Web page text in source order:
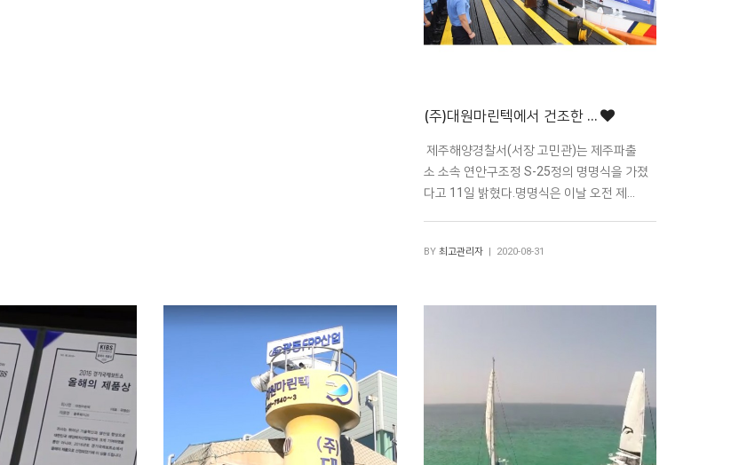
(주)대원마린텍에서 건조한 …
제주해양경찰서(서장 고민관)는 제주파출
소 소속 연안구조정 S-25정의 명명식을 가졌
다고 11일 밝혔다.명명식은 이날 오전 제…
BY 최고관리자| 2020-08-31